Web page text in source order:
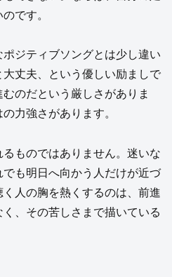
です。
ジティブソングとは少し違い
丈夫、という優しい励ましで
のだという厳しさがありま
力強さがあります。
ものではありません。迷いな
も明日へ向かう人だけが近づ
人の胸を熱くするのは、前進
、その苦しさまで描いている